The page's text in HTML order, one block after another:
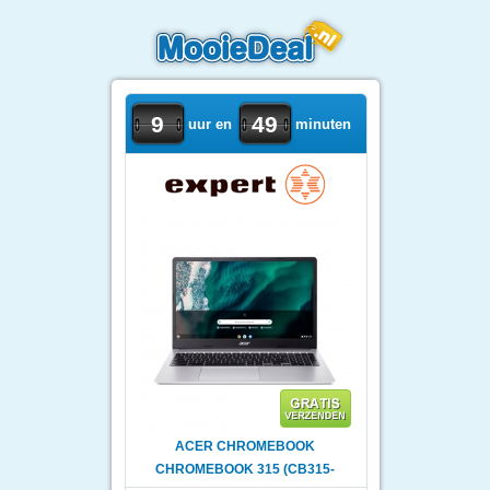
9 uur en 49 minuten
ACER CHROMEBOOK
CHROMEBOOK 315 (CB315-